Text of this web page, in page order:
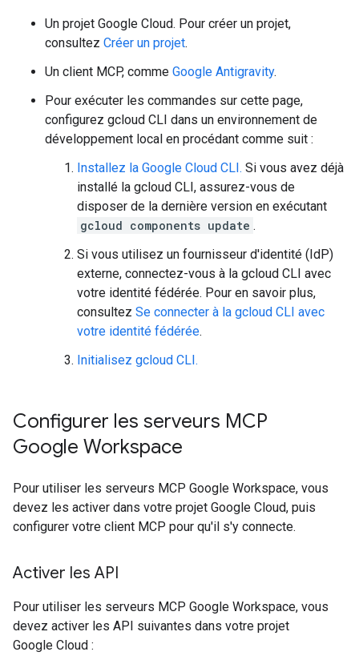
Un projet Google Cloud. Pour créer un projet,
consultez Créer un projet.
Un client MCP, comme Google Antigravity.
Pour exécuter les commandes sur cette page,
configurez gcloud CLI dans un environnement de
développement local en procédant comme suit :
Installez la Google Cloud CLI. Si vous avez déjà
installé la gcloud CLI, assurez-vous de
disposer de la dernière version en exécutant
gcloud components update .
Si vous utilisez un fournisseur d'identité (IdP)
externe, connectez-vous à la gcloud CLI avec
votre identité fédérée. Pour en savoir plus,
consultez Se connecter à la gcloud CLI avec
votre identité fédérée.
Initialisez gcloud CLI.
Configurer les serveurs MCP
Google Workspace
Pour utiliser les serveurs MCP Google Workspace, vous
devez les activer dans votre projet Google Cloud, puis
configurer votre client MCP pour qu'il s'y connecte.
Activer les API
Pour utiliser les serveurs MCP Google Workspace, vous
devez activer les API suivantes dans votre projet
Google Cloud :